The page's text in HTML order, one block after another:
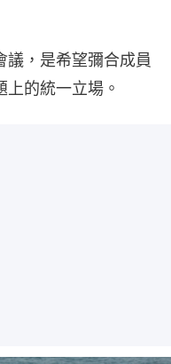
議，是希望彌合成員
的統一立場。